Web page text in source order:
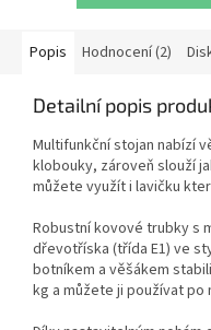
Popis Hodnocení (2)
Detailní popis
Multifunkční stojan nabízí
klobouky, zároveň slouží
můžete využít i lavičku
Robustní kovové trubky s
dřevotříska (třída E1) ve
botníkem a věšákem
kg a můžete ji používat po